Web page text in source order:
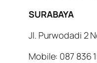
SURABAYA
Jl. Purwodadi 2
Mobile: 087 836